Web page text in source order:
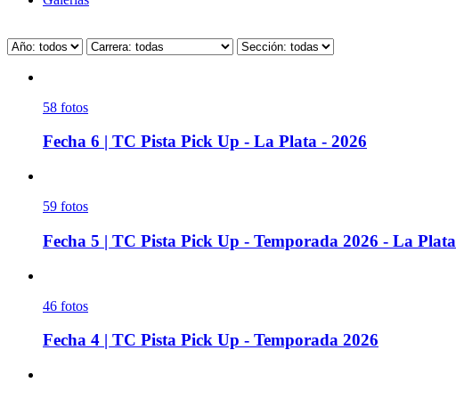
58 fotos
Fecha 6 | TC Pista Pick Up - La Plata - 2026
59 fotos
Fecha 5 | TC Pista Pick Up - Temporada 2026 - La Plata
46 fotos
Fecha 4 | TC Pista Pick Up - Temporada 2026